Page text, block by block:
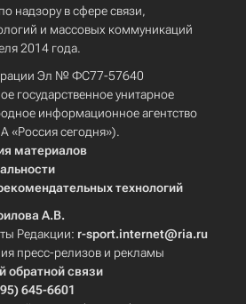
надзору в сфере связи,
и массовых коммуникаций
2014 года.
Эл № ФС77-57640
государственное унитарное
информационное агентство
«Россия сегодня»).
материалов
технологий
А.В.
Редакции: r-sport.internet@ria.ru
пресс-релизов и рекламы
обратной связи
645-6601